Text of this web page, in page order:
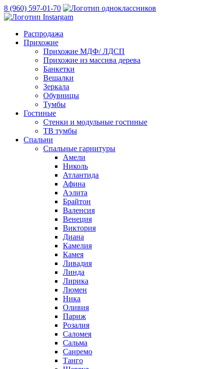
8 (960) 597-01-70
Распродажа
Прихожие
Прихожие МДФ/ ЛДСП
Прихожие из массива дерева
Банкетки
Вешалки
Зеркала
Обувницы
Тумбы
Гостиные
Стенки и модульные гостиные
ТВ тумбы
Спальни
Спальные гарнитуры
Амели
Николь
Атлантида
Афина
Аэлита
Брайтон
Валенсия
Венеция
Виктория
Диана
Камелия
Камея
Ливадия
Линда
Лирика
Люмен
Ника
Оливия
Париж
Розалия
Саломея
Сальма
Санремо
Танго